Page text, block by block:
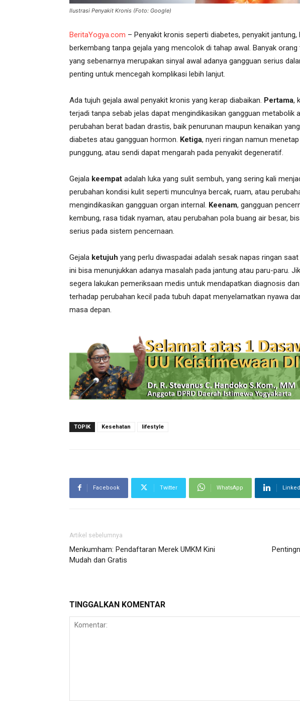
Ilustrasi Penyakit Kronis (Foto: Google)
BeritaYogya.com – Penyakit kronis seperti diabetes, penyakit jantung,
berkembang tanpa gejala yang mencolok di tahap awal. Banyak
yang sebenarnya merupakan sinyal awal adanya gangguan serius
penting untuk mencegah komplikasi lebih lanjut.
Ada tujuh gejala awal penyakit kronis yang kerap diabaikan. Pertama,
terjadi tanpa sebab jelas dapat mengindikasikan gangguan metabolik
perubahan berat badan drastis, baik penurunan maupun kenaikan
diabetes atau gangguan hormon. Ketiga, nyeri ringan namun
punggung, atau sendi dapat mengarah pada penyakit degeneratif.
Gejala keempat adalah luka yang sulit sembuh, yang sering kali
perubahan kondisi kulit seperti munculnya bercak, ruam, atau
mengindikasikan gangguan organ internal. Keenam, gangguan
kembung, rasa tidak nyaman, atau perubahan pola buang air besar,
serius pada sistem pencernaan.
Gejala ketujuh yang perlu diwaspadai adalah sesak napas ringan
ini bisa menunjukkan adanya masalah pada jantung atau paru-paru.
segera lakukan pemeriksaan medis untuk mendapatkan diagnosis
terhadap perubahan kecil pada tubuh dapat menyelamatkan nyawa
masa depan.
TOPIK Kesehatan lifestyle
Facebook Twitter WhatsApp
Artikel sebelumnya
Menkumham: Pendaftaran Merek UMKM Kini
Mudah dan Gratis
TINGGALKAN KOMENTAR